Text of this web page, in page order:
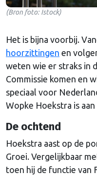
(Bron foto: Istock)
Het is bijna voorbij.
hoorzittingen en
weten wie er straks in
Commissie komen en
speciaal voor
Wopke Hoekstra is
De ochtend
Hoekstra aast op de
Groei. Vergelijkbaar
toen hij de functie van